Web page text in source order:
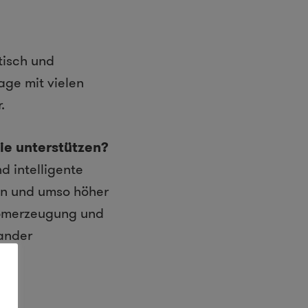
und
mit vielen
unterstützen?
intelligente
und umso höher
und